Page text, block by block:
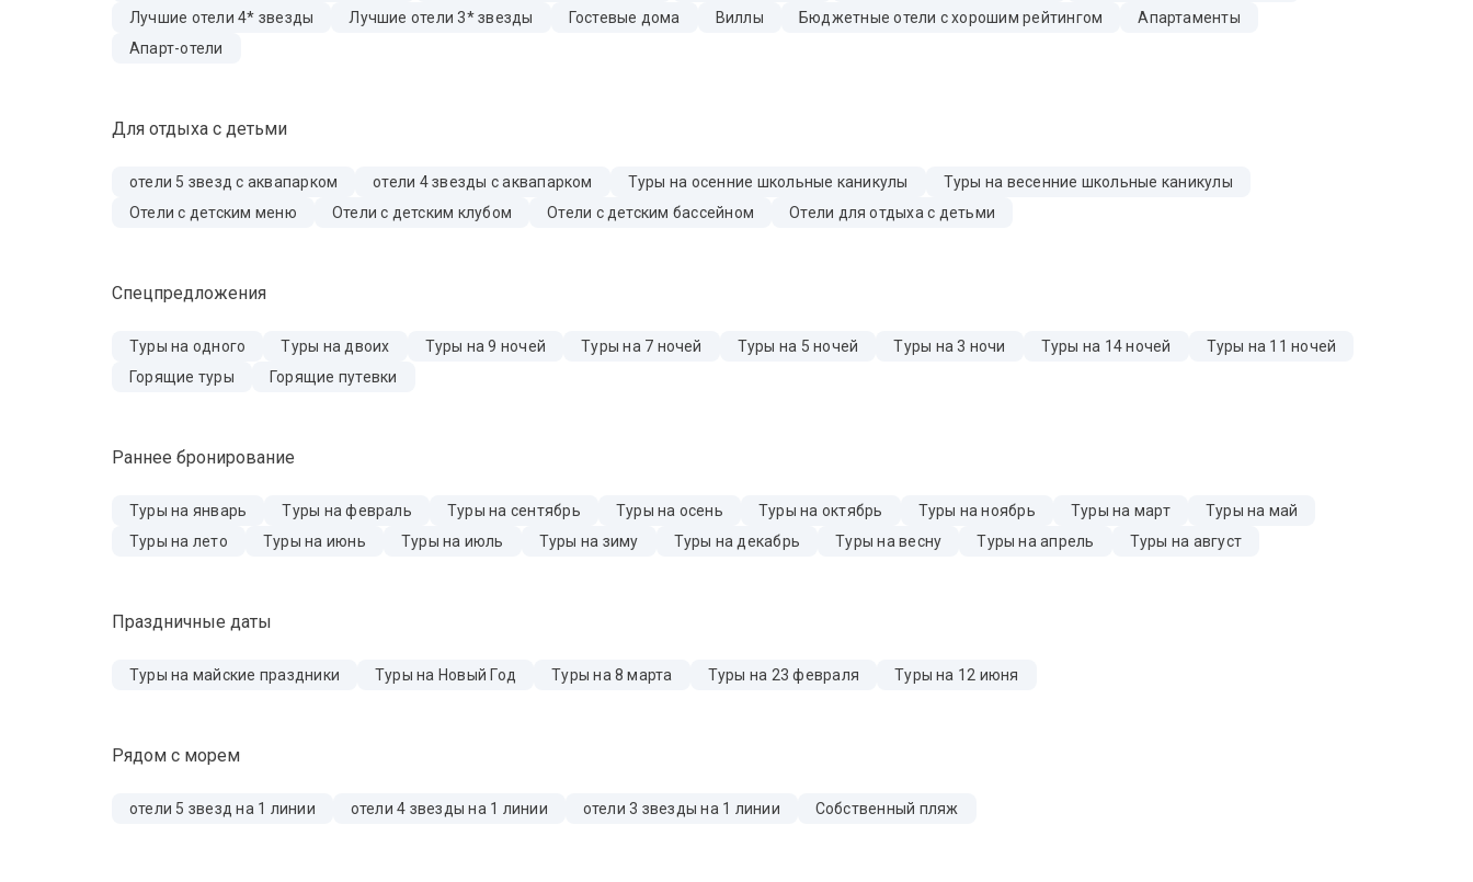
Лучшие отели 4* звезды
Лучшие отели 3* звезды Гостевые дома Виллы Бюджетные отели с хорошим рейтингом
Апартаменты
Апарт-отели
Для отдыха с детьми
отели 5 звезд с аквапарком отели 4 звезды с аквапарком Туры на осенние школьные каникулы
Туры на весенние школьные каникулы
Отели с детским меню
Отели с детским клубом Отели с детским бассейном Отели для отдыха с детьми
Спецпредложения
Туры на одного Туры на двоих Туры на 9 ночей Туры на 7 ночей Туры на 5 ночей Туры на 3 ночи Туры на 14 ночей
Туры на 11 ночей
Горящие туры
Горящие путевки
Раннее бронирование
Туры на январь Туры на февраль Туры на сентябрь Туры на осень Туры на октябрь Туры на ноябрь Туры на март
Туры на май
Туры на лето
Туры на июнь Туры на июль Туры на зиму Туры на декабрь Туры на весну Туры на апрель Туры на август
Праздничные даты
Туры на майские праздники Туры на Новый Год Туры на 8 марта Туры на 23 февраля Туры на 12 июня
Рядом с морем
отели 5 звезд на 1 линии отели 4 звезды на 1 линии отели 3 звезды на 1 линии Собственный пляж